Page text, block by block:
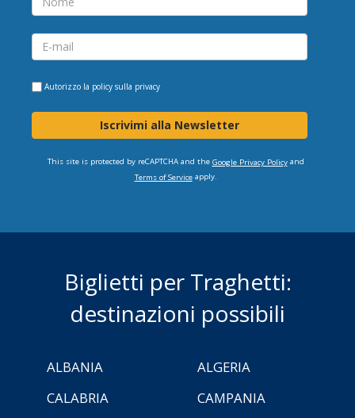
Autorizzo la policy sulla privacy
Iscrivimi alla Newsletter
This site is protected by reCAPTCHA and the Google Privacy Policyand
Terms of Serviceapply.
Biglietti per Traghetti:
destinazioni possibili
ALBANIA
ALGERIA
CALABRIA
CAMPANIA